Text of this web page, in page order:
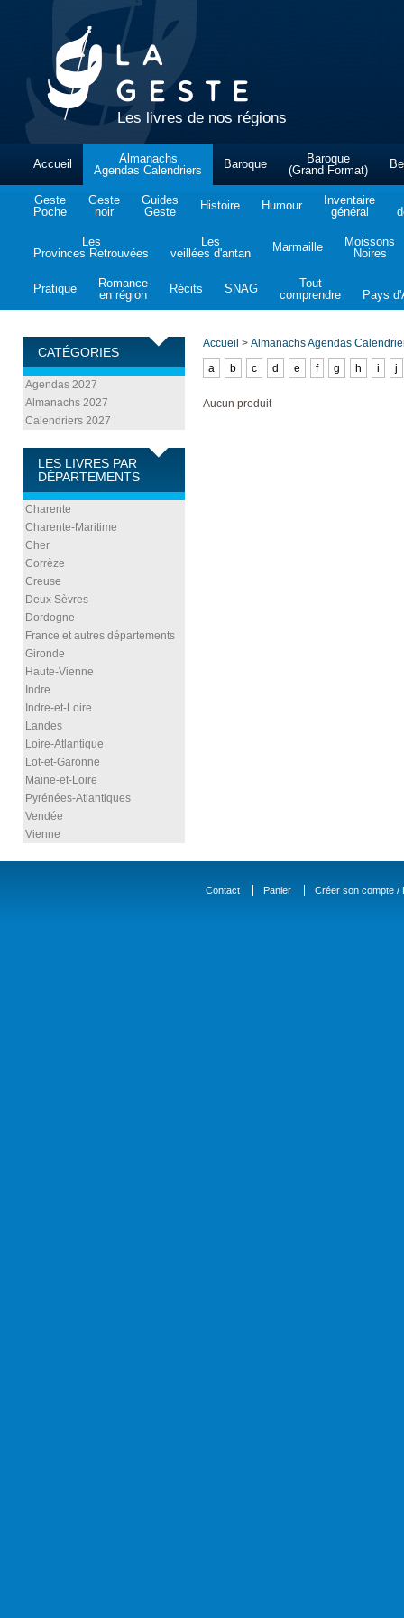
Les livres de nos régions
Accueil
Almanachs
Agendas Calendriers
Baroque
Baroque
(Grand Format)
Geste
Poche
Geste
noir
Guides
Geste
Histoire Humour
Inventaire
général
Les
Provinces Retrouvées
Les
veillées d'antan
Marmaille
Moissons
Noires
Pratique
Romance
en région
Récits SNAG
Tout
comprendre
Pays
CATÉGORIES
Agendas 2027
Almanachs 2027
Calendriers 2027
LES LIVRES PAR
DÉPARTEMENTS
Charente
Charente-Maritime
Cher
Corrèze
Creuse
Deux Sèvres
Dordogne
France et autres départements
Gironde
Haute-Vienne
Indre
Indre-et-Loire
Landes
Loire-Atlantique
Lot-et-Garonne
Maine-et-Loire
Pyrénées-Atlantiques
Vendée
Vienne
Accueil > Almanachs Agendas
a
b c d e f g h i j
Aucun produit
Contact Panier Créer son compte /